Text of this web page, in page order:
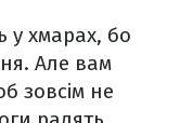
у хмарах, бо
Але вам
зовсім не